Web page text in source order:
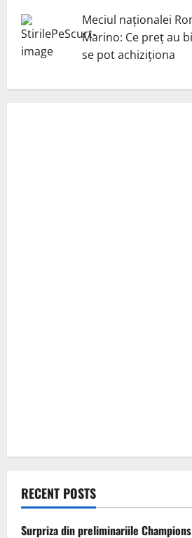
Meciul naționalei
Marino: Ce preț au
se pot achiziționa
RECENT POSTS
Surpriza din preliminariile